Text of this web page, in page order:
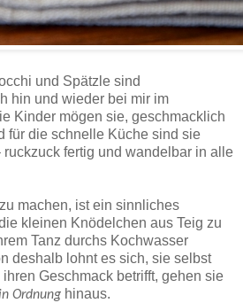
und Spätzle sind
hin und wieder bei mir im
Kinder mögen sie, geschmacklich
für die schnelle Küche sind sie
fertig und wandelbar in alle
machen, ist ein sinnliches
kleinen Knödelchen aus Teig zu
Tanz durchs Kochwasser
deshalb lohnt es sich, sie selbst
Geschmack betrifft, gehen sie
Ordnung hinaus.